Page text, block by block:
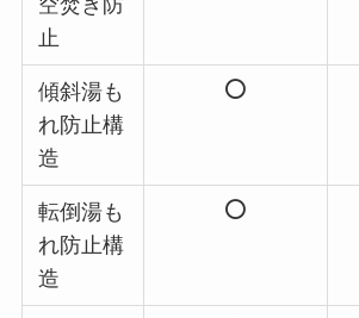
止
傾斜湯も
れ防止構
造
転倒湯も
れ防止構
造